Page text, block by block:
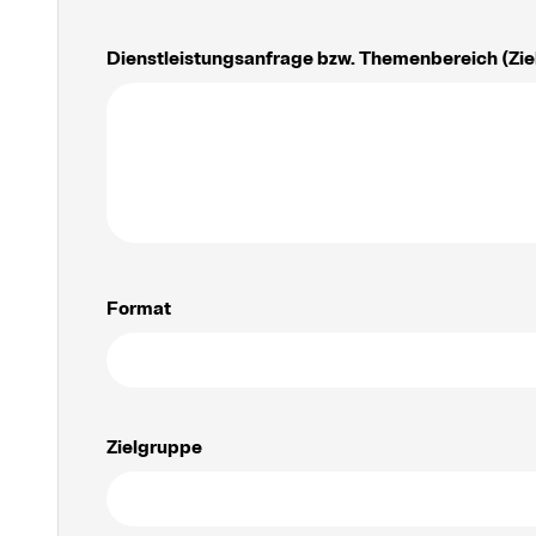
Dienstleistungsanfrage bzw. Themenbereich
Format
Zielgruppe